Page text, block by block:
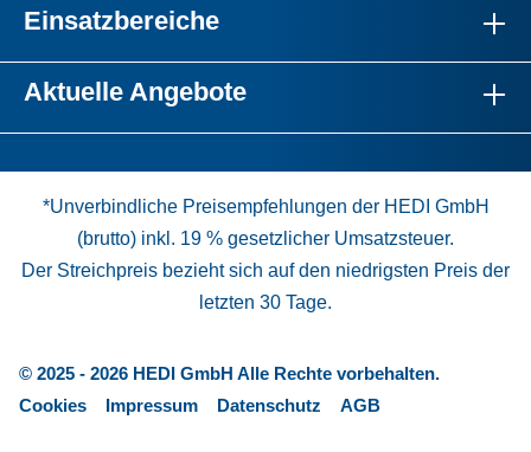
Einsatzbereiche
Aktuelle Angebote
*Unverbindliche Preisempfehlungen der HEDI GmbH
(brutto) inkl. 19 % gesetzlicher Umsatzsteuer.
Der Streichpreis bezieht sich auf den niedrigsten Preis der
letzten 30 Tage.
© 2025 - 2026 HEDI GmbH Alle Rechte vorbehalten.
Cookies
Impressum Datenschutz AGB